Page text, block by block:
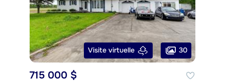
Visite virtuelle 30
715 000 $